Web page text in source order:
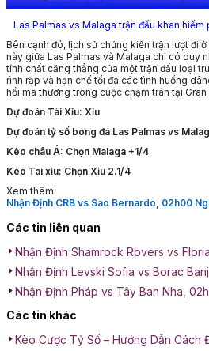
Las Palmas vs Malaga trận đấu khan hiếm
Bên cạnh đó, lịch sử chứng kiến trận lượt đi
này giữa Las Palmas và Malaga chỉ có duy
tính chất căng thẳng của một trận đấu loại
rình rập và hạn chế tối đa các tình huống
hồi mã thương trong cuộc chạm trán tại Gran
Dự đoán Tài Xỉu: Xỉu
Dự đoán tỷ số bóng đá Las Palmas vs
Kèo châu Á: Chọn Malaga +1/4
Kèo Tài xỉu: Chọn Xỉu 2.1/4
Xem thêm:
Nhận Định CRB vs Sao Bernardo, 02h00
Các tin liên quan
Nhận Định Shamrock Rovers vs
Không Còn Đường Lui
Nhận Định Levski Sofia vs Borac
Thể Hiện Năng Lực
Nhận Định Pháp vs Tây Ban Nha,
Các tin khác
Kèo Cược Tỷ Số – Hướng Dẫn Cách